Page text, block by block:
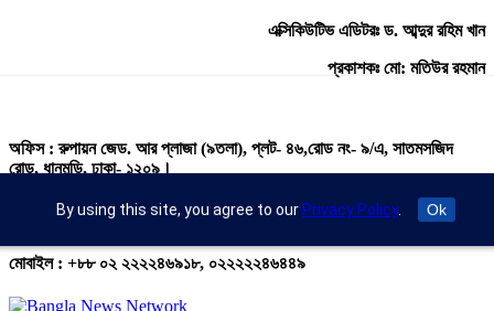
এক্সিকিউটিভ এডিটরঃ ড. আব্দুর রহিম খান
প্রকাশকঃ মো: মতিউর রহমান
অফিস : রুপায়ন জেড. আর প্লাজা (৯তলা), প্লট- ৪৬,রোড নং- ৯/এ, সাতমসজিদ
রোড, ধানমন্ডি, ঢাকা- ১২০৯।
ইমেইল : info@banglann.com.bd,
মোবাইল : +৮৮ ০২ ২২২২৪৬৯১৮, ০২২২২২৪৬৪৪৯
By using this site, you agree to our Privacy Policy. Ok